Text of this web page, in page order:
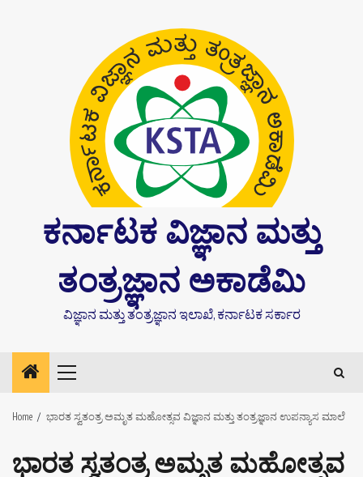
ಕರ್ನಾಟಕ ವಿಜ್ಞಾನ ಮತ್ತು
ತಂತ್ರಜ್ಞಾನ ಅಕಾಡೆಮಿ
ವಿಜ್ಞಾನ ಮತ್ತು ತಂತ್ರಜ್ಞಾನ ಇಲಾಖೆ, ಕರ್ನಾಟಕ ಸರ್ಕಾರ
Primary
Home ಭಾರತ ಸ್ವತಂತ್ರ ಅಮೃತ ಮಹೋತ್ಸವ ವಿಜ್ಞಾನ ಮತ್ತು ತಂತ್ರಜ್ಞಾನ ಉಪನ್ಯಾಸ ಮಾಲೆ
ಭಾರತ ಸ್ವತಂತ್ರ ಅಮೃತ ಮಹೋತ್ಸವ